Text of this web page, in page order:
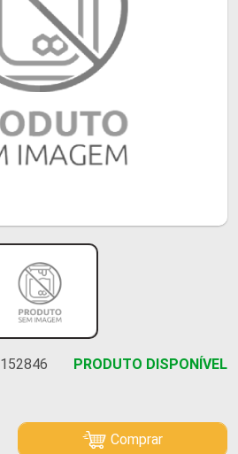
152846 PRODUTO DISPONÍVEL
Comprar